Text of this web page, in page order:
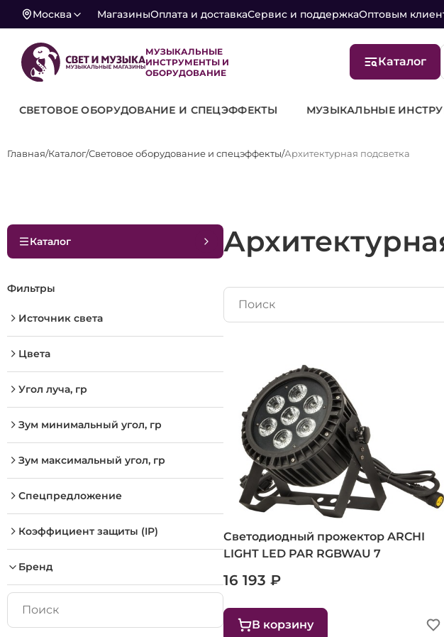
Москва МагазиныОплата и доставкаСервис и поддержкаОптовым
МУЗЫКАЛЬНЫЕ
ИНСТРУМЕНТЫ И
ОБОРУДОВАНИЕ
Каталог
МУЗЫКАЛЬНЫЕ ИНСТРУМЕНТЫ ФЕРМЫ-КОНСТРУКЦИИ И
Главная Каталог Световое оборудование и спецэффекты Архитектурная подсветка
Каталог
Фильтры
Источник света
Цвета
Угол луча, гр
Зум минимальный угол, гр
Зум максимальный угол, гр
Спецпредложение
Коэффициент защиты (IP)
Бренд
Светодиодный прожектор ARCHI
LIGHT LED PAR RGBWAU 7
16 193 ₽
В корзину